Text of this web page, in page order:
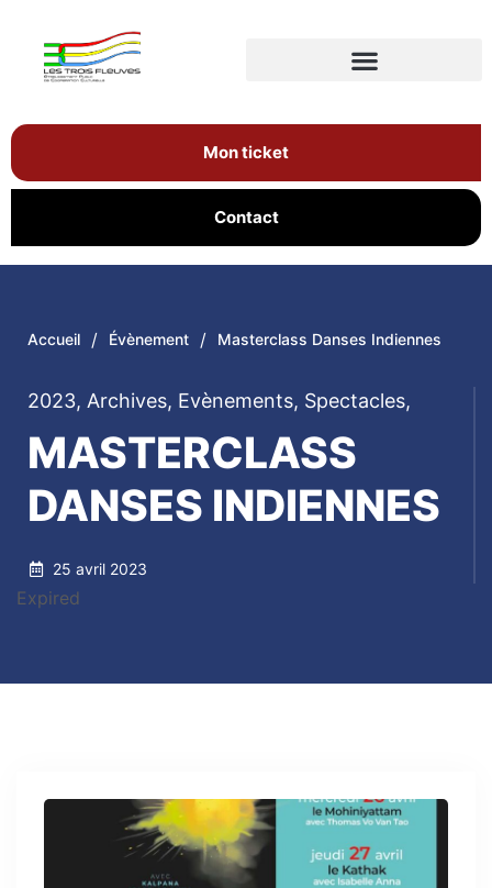
Mon ticket
Contact
Accueil / Évènement / Masterclass Danses Indiennes
2023, Archives, Evènements, Spectacles,
MASTERCLASS
DANSES INDIENNES
25 avril 2023
Expired